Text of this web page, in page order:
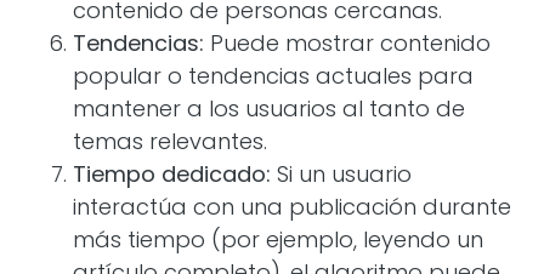
contenido de personas cercanas.
Tendencias: Puede mostrar contenido
popular o tendencias actuales para
mantener a los usuarios al tanto de
temas relevantes.
Tiempo dedicado: Si un usuario
interactúa con una publicación durante
más tiempo (por ejemplo, leyendo un